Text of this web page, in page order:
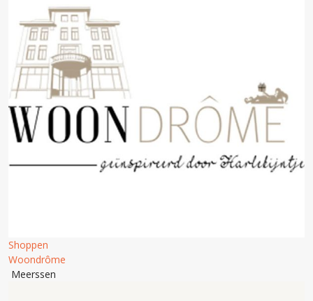
Shoppen
Woondrôme
Meerssen